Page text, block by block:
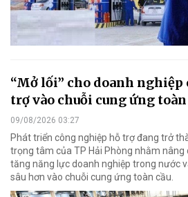
“Mở lối” cho doanh
trợ vào chuỗi cung ứng toàn
09/08/2026 03:27
Phát triển công nghiệp hỗ trợ đang trở
trọng tâm của TP Hải Phòng nhằm nâng
tăng năng lực doanh nghiệp trong nước
sâu hơn vào chuỗi cung ứng toàn cầu.